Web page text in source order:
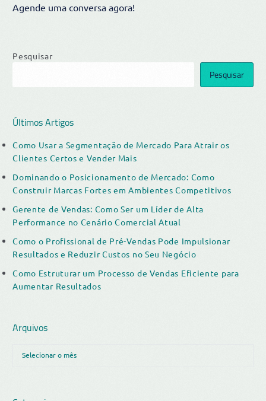
Agende uma conversa agora!
Pesquisar
Pesquisar
Últimos Artigos
Como Usar a Segmentação de Mercado Para Atrair os
Clientes Certos e Vender Mais
Dominando o Posicionamento de Mercado: Como
Construir Marcas Fortes em Ambientes Competitivos
Gerente de Vendas: Como Ser um Líder de Alta
Performance no Cenário Comercial Atual
Como o Profissional de Pré-Vendas Pode Impulsionar
Resultados e Reduzir Custos no Seu Negócio
Como Estruturar um Processo de Vendas Eficiente para
Aumentar Resultados
Arquivos